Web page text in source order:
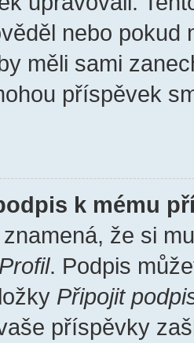
nebo pokud
měli sami
příspěvek
k mému
že si
Profil. Podpis
Připojit
příspěvky